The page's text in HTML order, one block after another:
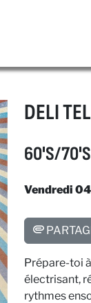
DELI
60'S/70'S
Vendredi
Prépare-toi
électrisant,
rythmes